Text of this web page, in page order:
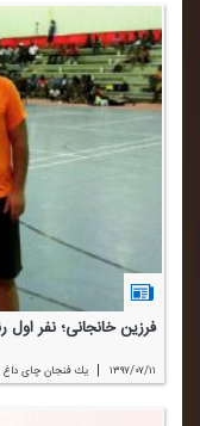
فرزین خانجانی؛ نفر اول
۱۳۹۷/۰۷/۱۱ | یك فنجان چای داغ